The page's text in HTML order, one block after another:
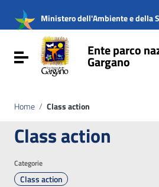
Vai al menu di navigazione
Vai al footer
Ministero dell'Ambiente e della
Attiva / disattiva la navigazione
Ente parco
Gargano
Home / Class action
Class action
Categorie
Class action